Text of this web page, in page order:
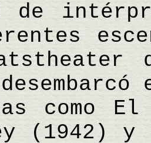
de
como
(1942) y